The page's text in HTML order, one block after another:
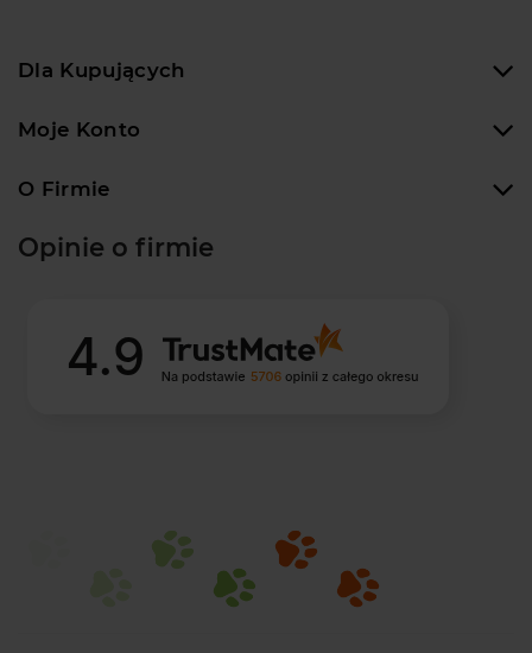
Dla Kupujących
Moje Konto
O Firmie
Opinie o firmie